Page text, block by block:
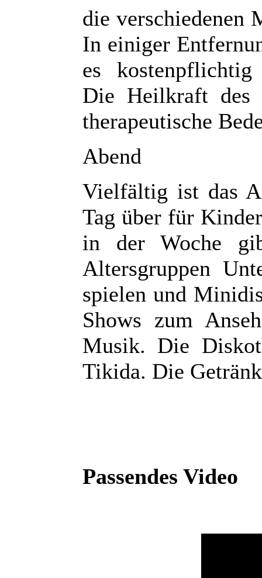
die verschiedenen
In einiger
es kostenpflichtig
Die Heilkraft des
therapeutische
Abend
Vielfältig ist das
Tag über für
in der Woche
Altersgruppen
spielen und
Shows zum
Musik. Die
Tikida. Die
Passendes Video